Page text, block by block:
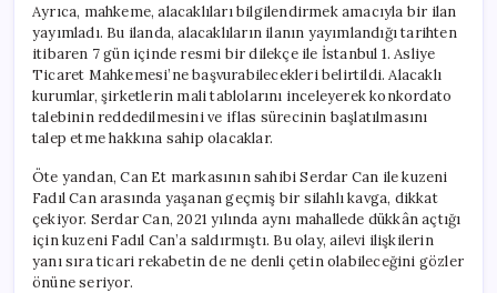
Ayrıca, mahkeme, alacaklıları bilgilendirmek amacıyla bir ilan
yayımladı. Bu ilanda, alacaklıların ilanın yayımlandığı tarihten
itibaren 7 gün içinde resmi bir dilekçe ile İstanbul 1. Asliye
Ticaret Mahkemesi’ne başvurabilecekleri belirtildi. Alacaklı
kurumlar, şirketlerin mali tablolarını inceleyerek konkordato
talebinin reddedilmesini ve iflas sürecinin başlatılmasını
talep etme hakkına sahip olacaklar.
Öte yandan, Can Et markasının sahibi Serdar Can ile kuzeni
Fadıl Can arasında yaşanan geçmiş bir silahlı kavga, dikkat
çekiyor. Serdar Can, 2021 yılında aynı mahallede dükkân açtığı
için kuzeni Fadıl Can’a saldırmıştı. Bu olay, ailevi ilişkilerin
yanı sıra ticari rekabetin de ne denli çetin olabileceğini gözler
önüne seriyor.